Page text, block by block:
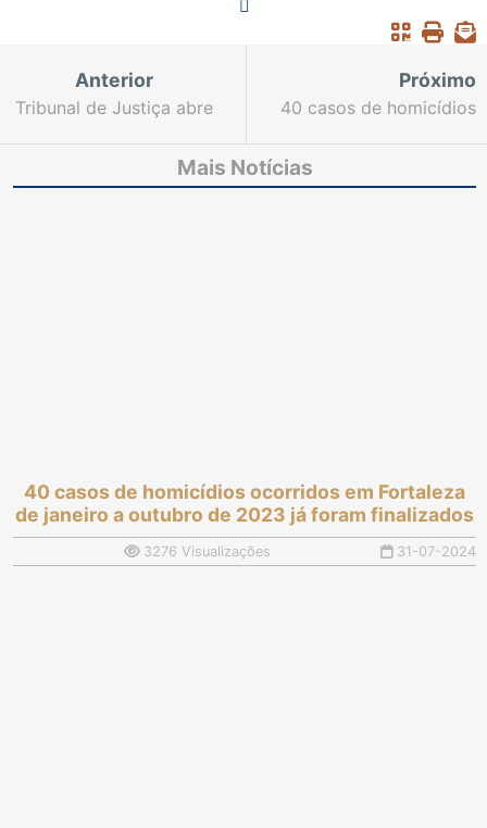
Anterior
Tribunal de Justiça abre
especializado em
Próximo
40 casos de homicídios
de janeiro a outubro de
2023 já foram
Mais Notícias
40 casos de homicídios ocorridos em Fortaleza
de janeiro a outubro de 2023 já foram finalizados
3276 Visualizações 31-07-2024